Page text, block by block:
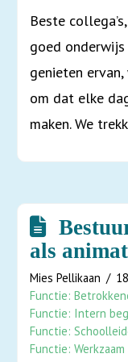
Beste
goed
genieten
om dat elke
maken. We
als
Mies Pellikaan
Functie:
Functie: Intern
Functie:
Functie: